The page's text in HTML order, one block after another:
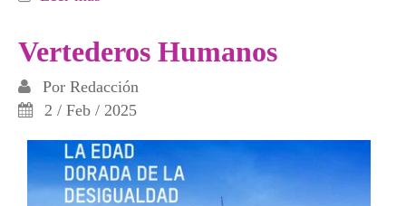
Vertederos Humanos
Por Redacción
2 / Feb / 2025